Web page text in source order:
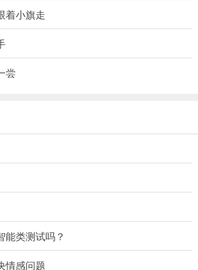
着小旗走
尝
能类测试吗？
情感问题